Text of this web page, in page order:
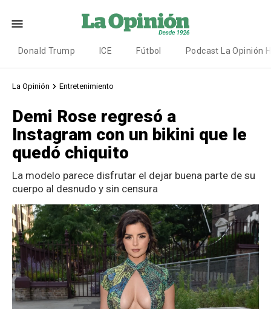
Donald Trump ICE Fútbol Podcast La Opinión
La Opinión Entretenimiento
Demi Rose regresó a
Instagram con un bikini que le
quedó chiquito
La modelo parece disfrutar el dejar buena parte de su
cuerpo al desnudo y sin censura